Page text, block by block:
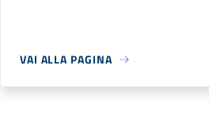
VAI ALLA PAGINA